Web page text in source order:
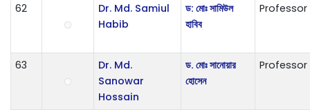
62
Dr. Md. Samiul
Habib
ড: মোঃ সামিউল
হাবিব
Professor
63
Dr. Md.
Sanowar
Hossain
ড. মোঃ সানোয়ার
হোসেন
Professor